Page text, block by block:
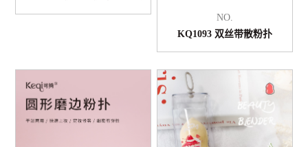
NO.
KQ1093 双丝带散粉扑